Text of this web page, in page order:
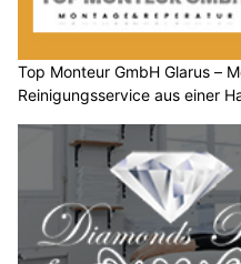
Top Monteur GmbH Glarus –
Reinigungsservice aus einer